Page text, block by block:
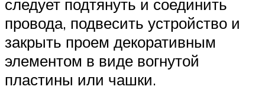
следует подтянуть и соединить
провода, подвесить устройство и
закрыть проем декоративным
элементом в виде вогнутой
пластины или чашки.